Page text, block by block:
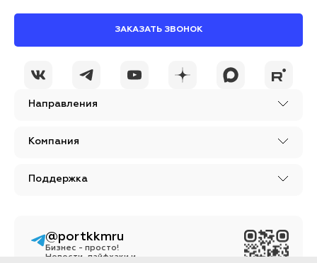
Направления
Компания
Поддержка
ЗАКАЗАТЬ ЗВОНОК
@portkkmru
Бизнес - просто!
Новости, лайфхаки и